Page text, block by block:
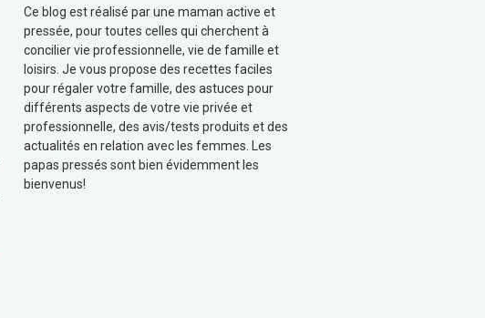
Ce blog est réalisé par une maman active et
pressée, pour toutes celles qui cherchent à
concilier vie professionnelle, vie de famille et
loisirs. Je vous propose des recettes faciles
pour régaler votre famille, des astuces pour
différents aspects de votre vie privée et
professionnelle, des avis/tests produits et des
actualités en relation avec les femmes. Les
papas pressés sont bien évidemment les
bienvenus!